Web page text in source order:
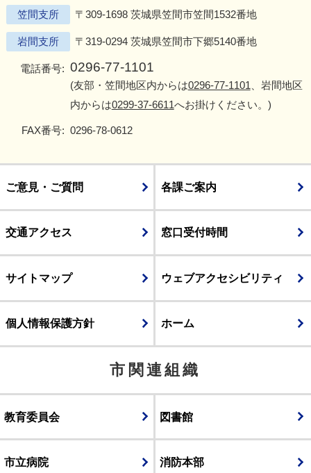
笠間支所 〒309-1698 茨城県笠間市笠間1532番地
岩間支所 〒319-0294 茨城県笠間市下郷5140番地
電話番号: 0296-77-1101
(友部・笠間地区内からは0296-77-1101 、岩間地区
内からは0299-37-6611へお掛けください。)
FAX番号: 0296-78-0612
ご意見・ご質問 各課ご案内
交通アクセス 窓口受付時間
サイトマップ ウェブアクセシビリティ
個人情報保護方針 ホーム
市関連組織
教育委員会 図書館
市立病院 消防本部